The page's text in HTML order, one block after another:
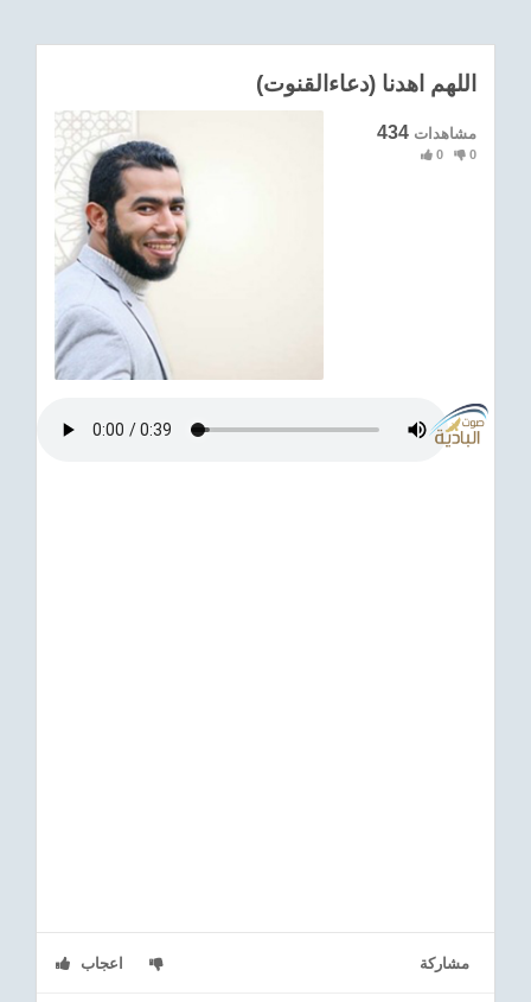
شعر
اناشيد
Foreign
اللهم اهدنا (دعاءالقنوت)
434 مشاهدات
0 0
اعجاب مشاركة